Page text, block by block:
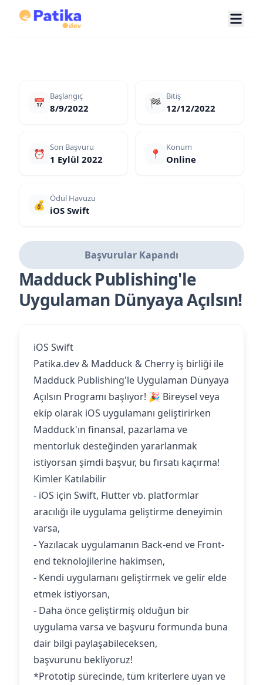
📅
Başlangıç
8/9/2022 🏁
Bitiş
12/12/2022
⏰
Son Başvuru
1 Eylül 2022 📍
Konum
Online
💰
Ödül Havuzu
iOS Swift
Başvurular Kapandı
Madduck Publishing'le
Uygulaman Dünyaya Açılsın!
iOS Swift
Patika.dev & Madduck & Cherry iş birliği ile
Madduck Publishing'le Uygulaman Dünyaya
Açılsın Programı başlıyor! 🎉 Bireysel veya
ekip olarak iOS uygulamanı geliştirirken
Madduck'ın finansal, pazarlama ve
mentorluk desteğinden yararlanmak
istiyorsan şimdi başvur, bu fırsatı kaçırma!
Kimler Katılabilir
- iOS için Swift, Flutter vb. platformlar
aracılığı ile uygulama geliştirme deneyimin
varsa,
- Yazılacak uygulamanın Back-end ve Front-
end teknolojilerine hakimsen,
- Kendi uygulamanı geliştirmek ve gelir elde
etmek istiyorsan,
- Daha önce geliştirmiş olduğun bir
uygulama varsa ve başvuru formunda buna
dair bilgi paylaşabileceksen,
başvurunu bekliyoruz!
*Prototip sürecinde, tüm kriterlere uyan ve